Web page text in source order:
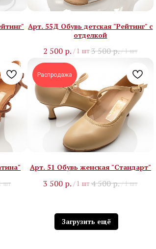
Арт. 55Д Обувь детская "Рейтинг" с
отделкой
2 500 р. / 1 шт3 500р./1 шт
шт
Распродажа
Арт. 51 Обувь женская "Стандарт"
3 500 р. / 1 шт4 500р./1 шт
Загрузить ещё